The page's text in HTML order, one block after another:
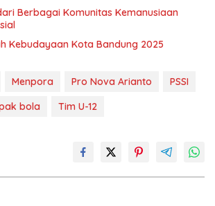
Berbagai Komunitas Kemanusiaan
Kebudayaan Kota Bandung 2025
Menpora Pro Nova Arianto
PSSI
bola
Tim U-12